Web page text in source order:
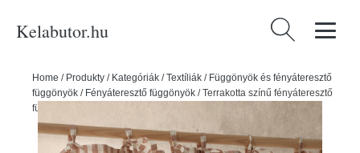
Kelabutor.hu Keresés:
Home / Produkty / Kategóriák /Textíliák / Függönyök és fényáteresztő
függönyök / Fényáteresztő függönyök /Terrakotta színű fényáteresztő
függöny 140x229 cm Zanzibar Stripe – Pineapple Elephant